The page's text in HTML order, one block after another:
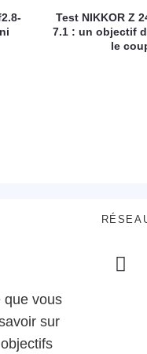
Test NIKKOR Z
7.1 : un objectif
le
que vous
sur